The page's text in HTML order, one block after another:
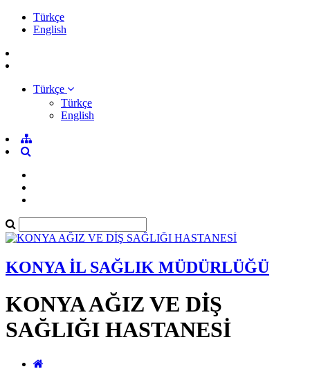
Türkçe
English
Türkçe
Türkçe
English
KONYA İL SAĞLIK MÜDÜRLÜĞÜ
KONYA AĞIZ VE DİŞ
SAĞLIĞI HASTANESİ